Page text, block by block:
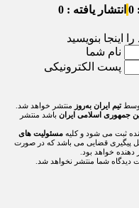
انتشار یافته : 0
اینجا بنویسید
نام شما
پست الکترونیکی
تیم ایران به‌روز منتشر خواهد شد.
جمهوری اسلامی ایران باشد منتشر
ثبت می شود و کلیه مسئولیت های
پیگیری قضایی می باشد که در صورت
خواهد بود.
دیدگاه شما منتشر نخواهد شد.